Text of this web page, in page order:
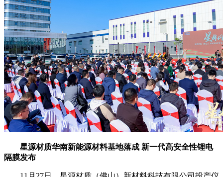
星源材质华南新能源材料基地落成 新一代高安全性锂电
隔膜发布